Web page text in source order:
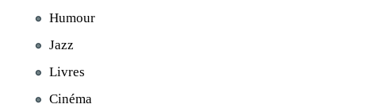
Humour
Jazz
Livres
Cinéma